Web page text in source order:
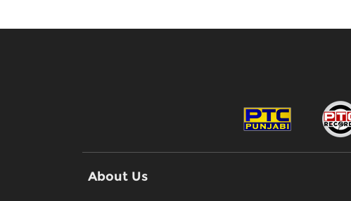
About Us